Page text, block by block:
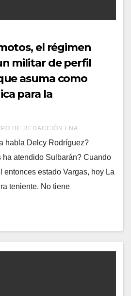
el régimen
militar de perfil
asuma como
para la
DE REDACCIÓN LNA
habla Delcy Rodríguez?
ha atendido Sulbarán? Cuando
entonces estado Vargas, hoy La
teniente. No tiene